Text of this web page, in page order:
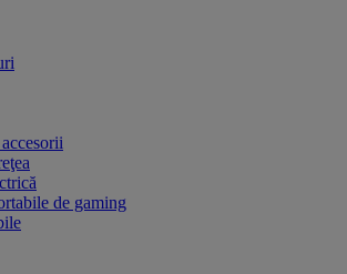
de gaming